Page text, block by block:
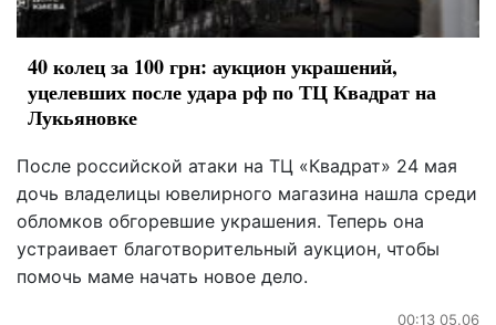
40 колец за 100 грн: аукцион украшений,
уцелевших после удара рф по ТЦ Квадрат на
Лукьяновке
После российской атаки на ТЦ «Квадрат» 24 мая
дочь владелицы ювелирного магазина нашла среди
обломков обгоревшие украшения. Теперь она
устраивает благотворительный аукцион, чтобы
помочь маме начать новое дело.
00:13 05.06